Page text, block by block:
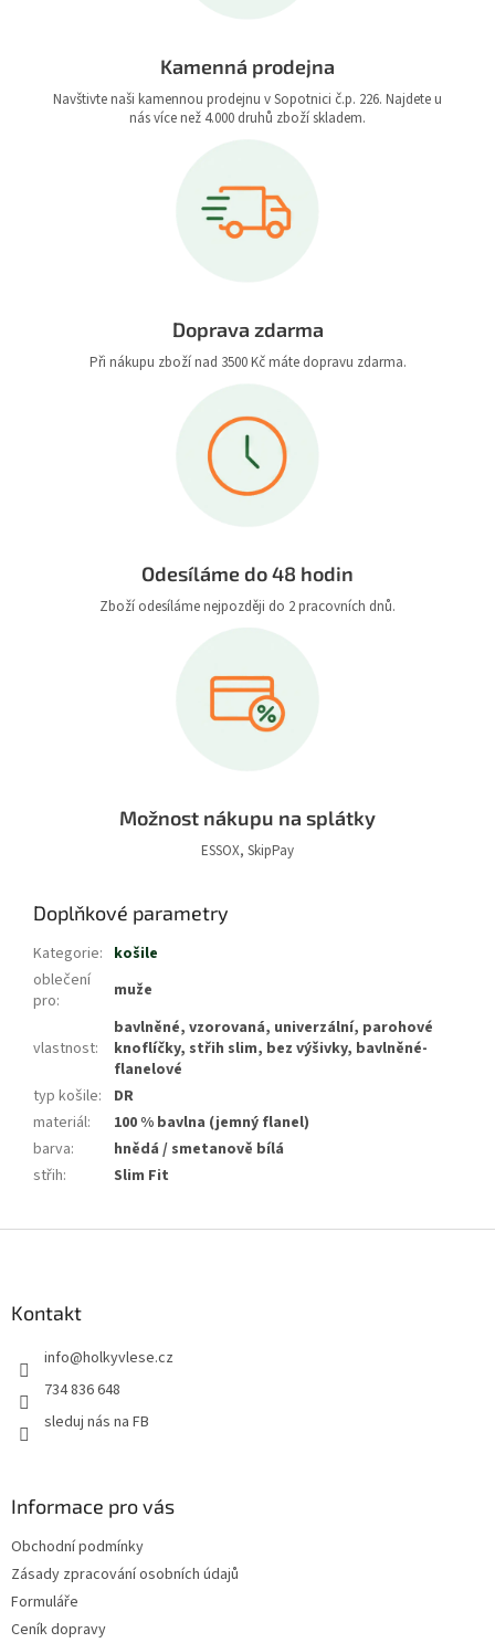
Kamenná prodejna
Navštivte naši kamennou prodejnu v Sopotnici č.p. 226. Najdete u
nás více než 4.000 druhů zboží skladem.
Doprava zdarma
Při nákupu zboží nad 3500 Kč máte dopravu zdarma.
Odesíláme do 48 hodin
Zboží odesíláme nejpozději do 2 pracovních dnů.
Možnost nákupu na splátky
ESSOX, SkipPay
Doplňkové parametry
Kategorie: košile
oblečení
pro: muže
vlastnost:
bavlněné, vzorovaná, univerzální, parohové
knoflíčky, střih slim, bez výšivky, bavlněné-
flanelové
typ košile:
DR
materiál:
100 % bavlna (jemný flanel)
barva:
hnědá / smetanově bílá
střih: Slim Fit
Kontakt
info@holkyvlese.cz
734 836 648
sleduj nás na FB
Informace pro vás
Obchodní podmínky
Zásady zpracování osobních údajů
Formuláře
Ceník dopravy